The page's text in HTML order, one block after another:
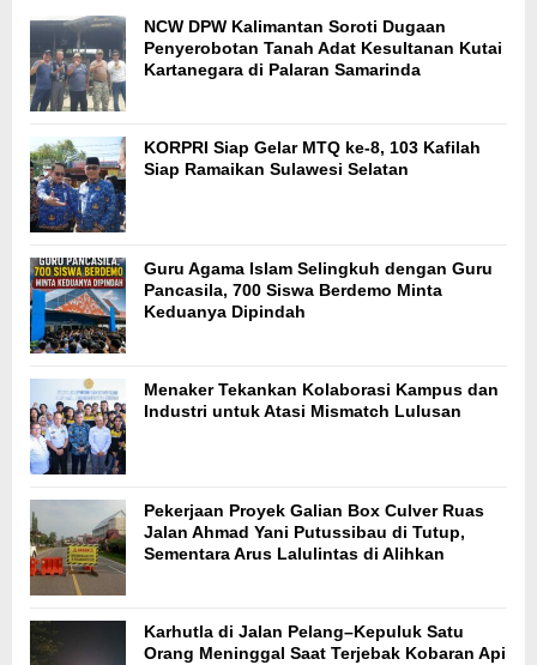
NCW DPW Kalimantan Soroti Dugaan
Penyerobotan Tanah Adat Kesultanan Kutai
Kartanegara di Palaran Samarinda
KORPRI Siap Gelar MTQ ke-8, 103 Kafilah
Siap Ramaikan Sulawesi Selatan
Guru Agama Islam Selingkuh dengan Guru
Pancasila, 700 Siswa Berdemo Minta
Keduanya Dipindah
Menaker Tekankan Kolaborasi Kampus dan
Industri untuk Atasi Mismatch Lulusan
Pekerjaan Proyek Galian Box Culver Ruas
Jalan Ahmad Yani Putussibau di Tutup,
Sementara Arus Lalulintas di Alihkan
Karhutla di Jalan Pelang–Kepuluk Satu
Orang Meninggal Saat Terjebak Kobaran Api